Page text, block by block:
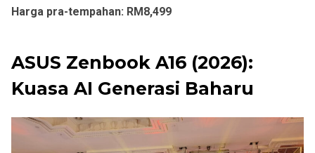
Harga pra-tempahan: RM8,499
ASUS Zenbook A16 (2026):
Kuasa AI Generasi Baharu